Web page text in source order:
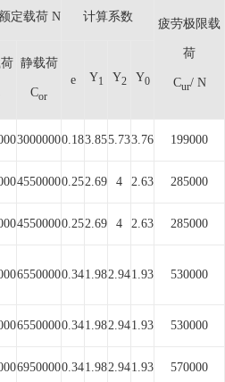
定载荷 N 计算系数
疲劳极限载
荷
Cur/ N
静载荷
Cor
e Y1 Y2 Y0
30000000.183.855.733.76 199000
45500000.252.69 4 2.63 285000
45500000.252.69 4 2.63 285000
65500000.341.982.941.93 530000
65500000.341.982.941.93 530000
69500000.341.982.941.93 570000